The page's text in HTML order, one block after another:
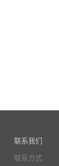
联系我们
联系方式